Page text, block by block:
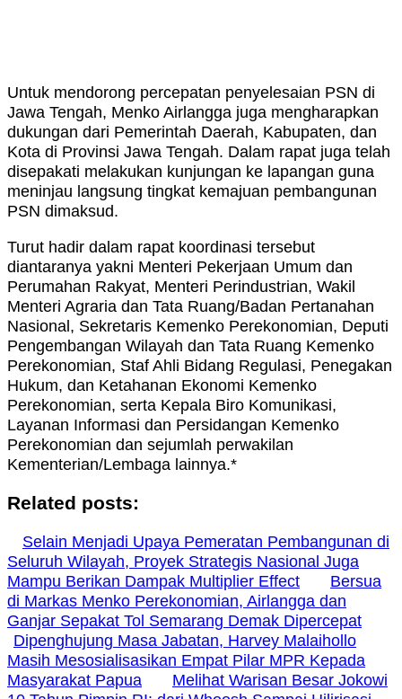
Untuk mendorong percepatan penyelesaian PSN di
Jawa Tengah, Menko Airlangga juga mengharapkan
dukungan dari Pemerintah Daerah, Kabupaten, dan
Kota di Provinsi Jawa Tengah. Dalam rapat juga telah
disepakati melakukan kunjungan ke lapangan guna
meninjau langsung tingkat kemajuan pembangunan
PSN dimaksud.
Turut hadir dalam rapat koordinasi tersebut
diantaranya yakni Menteri Pekerjaan Umum dan
Perumahan Rakyat, Menteri Perindustrian, Wakil
Menteri Agraria dan Tata Ruang/Badan Pertanahan
Nasional, Sekretaris Kemenko Perekonomian, Deputi
Pengembangan Wilayah dan Tata Ruang Kemenko
Perekonomian, Staf Ahli Bidang Regulasi, Penegakan
Hukum, dan Ketahanan Ekonomi Kemenko
Perekonomian, serta Kepala Biro Komunikasi,
Layanan Informasi dan Persidangan Kemenko
Perekonomian dan sejumlah perwakilan
Kementerian/Lembaga lainnya.*
Related posts:
Selain Menjadi Upaya Pemeratan Pembangunan di
Seluruh Wilayah, Proyek Strategis Nasional Juga
Mampu Berikan Dampak Multiplier Effect
Bersua
di Markas Menko Perekonomian, Airlangga dan
Ganjar Sepakat Tol Semarang Demak Dipercepat
Dipenghujung Masa Jabatan, Harvey Malaihollo
Masih Mesosialisasikan Empat Pilar MPR Kepada
Masyarakat Papua
Melihat Warisan Besar Jokowi